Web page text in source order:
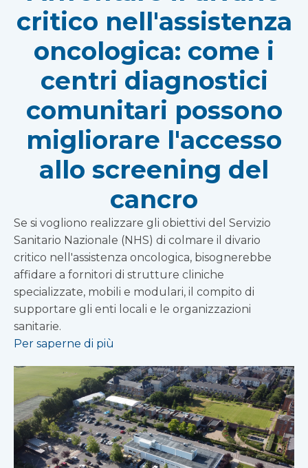
critico nell'assistenza
oncologica: come i
centri diagnostici
comunitari possono
migliorare l'accesso
allo screening del
cancro
Se si vogliono realizzare gli obiettivi del Servizio
Sanitario Nazionale (NHS) di colmare il divario
critico nell'assistenza oncologica, bisognerebbe
affidare a fornitori di strutture cliniche
specializzate, mobili e modulari, il compito di
supportare gli enti locali e le organizzazioni
sanitarie.
Per saperne di più